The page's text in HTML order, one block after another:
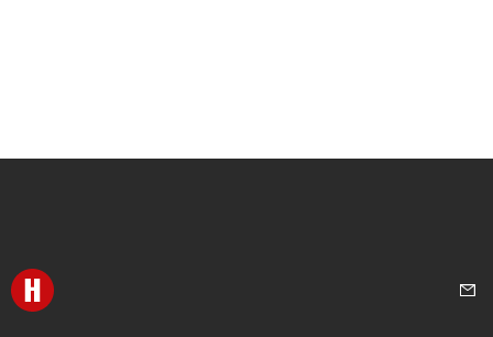
Перейти на главную